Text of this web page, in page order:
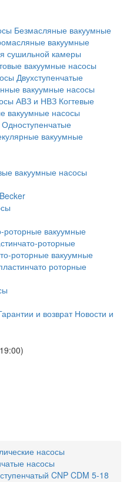
Безмасляные вакуумные
вакуумные
сушильной камеры
вакуумные насосы
Двухступенчатые
вакуумные насосы
АВЗ и НВЗ Когтевые
вакуумные насосы
Одноступенчатые
вакуумные
вакуумные насосы
роторные вакуумные
роторные
роторные вакуумные
роторные
и возврат Новости и
насосы
насосы
CNP CDM 5-18